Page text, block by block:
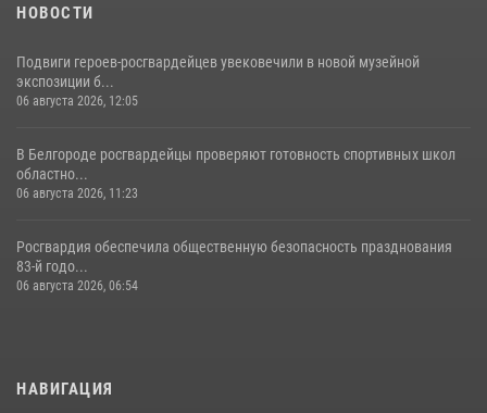
НОВОСТИ
Подвиги героев‑росгвардейцев увековечили в новой музейной
экспозиции б...
06 августа 2026, 12:05
В Белгороде росгвардейцы проверяют готовность спортивных школ
областно...
06 августа 2026, 11:23
Росгвардия обеспечила общественную безопасность празднования
83-й годо...
06 августа 2026, 06:54
НАВИГАЦИЯ